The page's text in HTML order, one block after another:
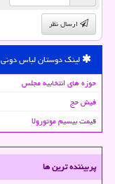
ارسال نظر
لینک دوستان لباس دونی
حوزه های انتخابیه مجلس
فیش حج
قیمت بیسیم موتورولا
پربیننده ترین ها